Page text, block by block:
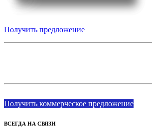
Получить предложение
Получить коммерческое предложение
ВСЕГДА НА СВЯЗИ